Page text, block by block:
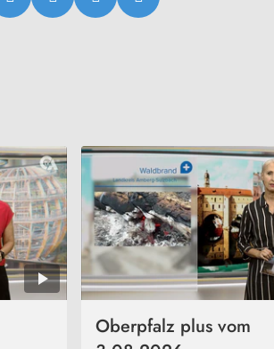
Oberpfalz plus vom